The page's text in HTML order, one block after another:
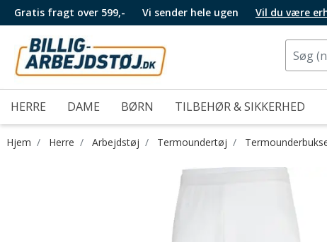
Gratis fragt over 599,- Vi sender hele ugen Vil du være
HERRE DAME BØRN TILBEHØR & SIKKERHED
Hjem Herre Arbejdstøj Termoundertøj